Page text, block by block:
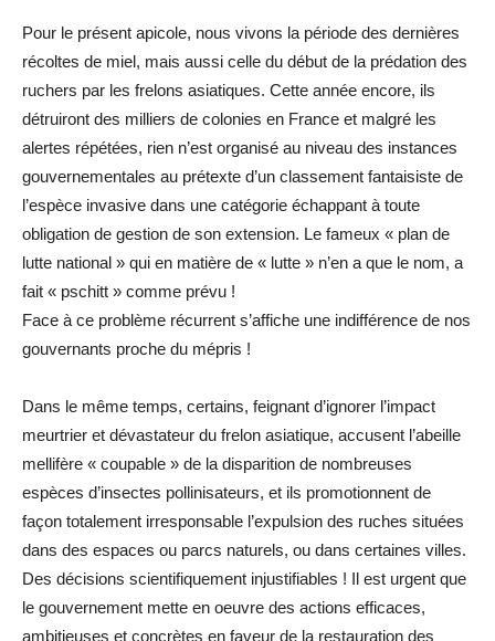
Pour le présent apicole, nous vivons la période des dernières
récoltes de miel, mais aussi celle du début de la prédation des
ruchers par les frelons asiatiques. Cette année encore, ils
détruiront des milliers de colonies en France et malgré les
alertes répétées, rien n’est organisé au niveau des instances
gouvernementales au prétexte d’un classement fantaisiste de
l’espèce invasive dans une catégorie échappant à toute
obligation de gestion de son extension. Le fameux « plan de
lutte national » qui en matière de « lutte » n’en a que le nom, a
fait « pschitt » comme prévu !
Face à ce problème récurrent s’affiche une indifférence de nos
gouvernants proche du mépris !
Dans le même temps, certains, feignant d’ignorer l’impact
meurtrier et dévastateur du frelon asiatique, accusent l’abeille
mellifère « coupable » de la disparition de nombreuses
espèces d’insectes pollinisateurs, et ils promotionnent de
façon totalement irresponsable l’expulsion des ruches situées
dans des espaces ou parcs naturels, ou dans certaines villes.
Des décisions scientifiquement injustifiables ! Il est urgent que
le gouvernement mette en oeuvre des actions efficaces,
ambitieuses et concrètes en faveur de la restauration des